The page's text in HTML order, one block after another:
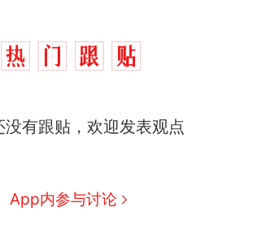
没有跟贴，欢迎发表观点
App内参与讨论